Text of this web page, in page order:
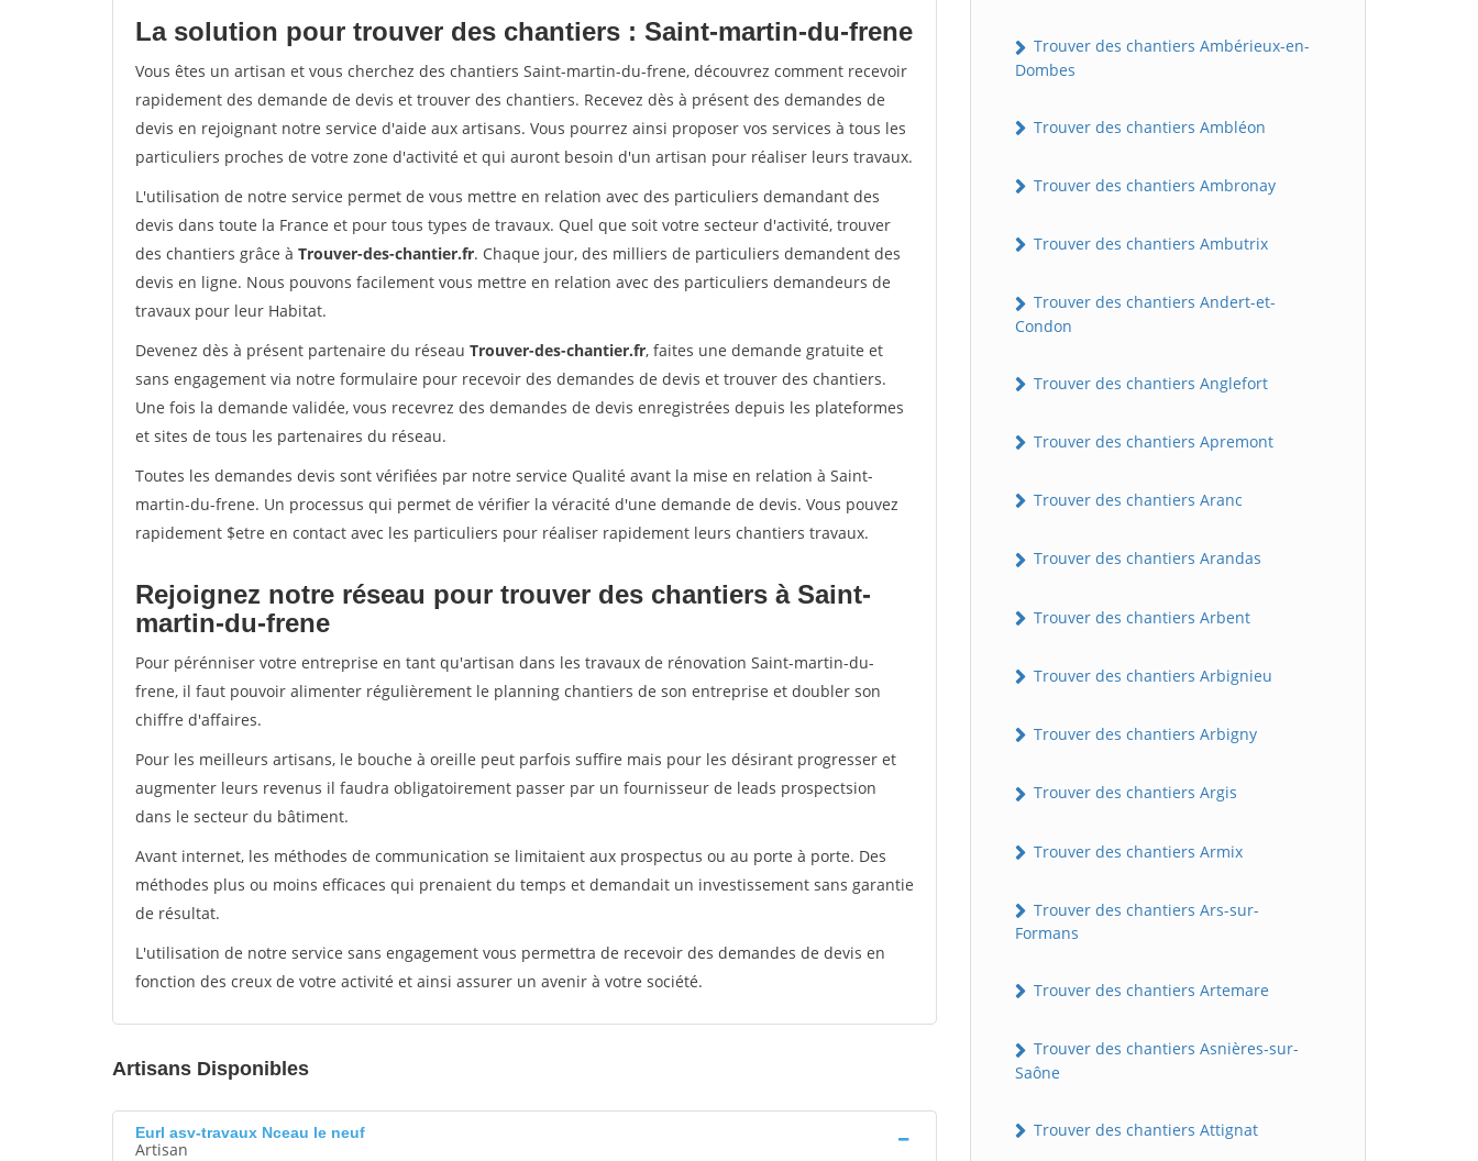
La solution pour trouver des chantiers : Saint-martin-du-frene
Vous êtes un artisan et vous cherchez des chantiers Saint-martin-du-frene, découvrez comment recevoir
rapidement des demande de devis et trouver des chantiers. Recevez dès à présent des demandes de
devis en rejoignant notre service d'aide aux artisans. Vous pourrez ainsi proposer vos services à tous les
particuliers proches de votre zone d'activité et qui auront besoin d'un artisan pour réaliser leurs travaux.
L'utilisation de notre service permet de vous mettre en relation avec des particuliers demandant des
devis dans toute la France et pour tous types de travaux. Quel que soit votre secteur d'activité, trouver
des chantiers grâce à Trouver-des-chantier.fr. Chaque jour, des milliers de particuliers demandent des
devis en ligne. Nous pouvons facilement vous mettre en relation avec des particuliers demandeurs de
travaux pour leur Habitat.
Devenez dès à présent partenaire du réseau Trouver-des-chantier.fr, faites une demande gratuite et
sans engagement via notre formulaire pour recevoir des demandes de devis et trouver des chantiers.
Une fois la demande validée, vous recevrez des demandes de devis enregistrées depuis les plateformes
et sites de tous les partenaires du réseau.
Toutes les demandes devis sont vérifiées par notre service Qualité avant la mise en relation à Saint-
martin-du-frene. Un processus qui permet de vérifier la véracité d'une demande de devis. Vous pouvez
rapidement $etre en contact avec les particuliers pour réaliser rapidement leurs chantiers travaux.
Rejoignez notre réseau pour trouver des chantiers à Saint-
martin-du-frene
Pour pérénniser votre entreprise en tant qu'artisan dans les travaux de rénovation Saint-martin-du-
frene, il faut pouvoir alimenter régulièrement le planning chantiers de son entreprise et doubler son
chiffre d'affaires.
Pour les meilleurs artisans, le bouche à oreille peut parfois suffire mais pour les désirant progresser et
augmenter leurs revenus il faudra obligatoirement passer par un fournisseur de leads prospectsion
dans le secteur du bâtiment.
Avant internet, les méthodes de communication se limitaient aux prospectus ou au porte à porte. Des
méthodes plus ou moins efficaces qui prenaient du temps et demandait un investissement sans garantie
de résultat.
L'utilisation de notre service sans engagement vous permettra de recevoir des demandes de devis en
fonction des creux de votre activité et ainsi assurer un avenir à votre société.
Artisans Disponibles
Eurl asv-travaux Nceau le neuf
Artisan
Trouver des chantiers Ambérieux-en-
Dombes
Trouver des chantiers Ambléon
Trouver des chantiers Ambronay
Trouver des chantiers Ambutrix
Trouver des chantiers Andert-et-
Condon
Trouver des chantiers Anglefort
Trouver des chantiers Apremont
Trouver des chantiers Aranc
Trouver des chantiers Arandas
Trouver des chantiers Arbent
Trouver des chantiers Arbignieu
Trouver des chantiers Arbigny
Trouver des chantiers Argis
Trouver des chantiers Armix
Trouver des chantiers Ars-sur-
Formans
Trouver des chantiers Artemare
Trouver des chantiers Asnières-sur-
Saône
Trouver des chantiers Attignat